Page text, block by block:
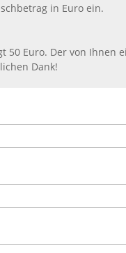
in Euro ein.
50 Euro. Der von
Dank!